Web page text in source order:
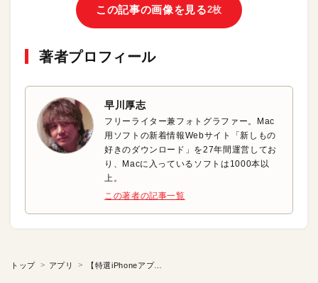
この記事の画像を見る2枚
著者プロフィール
早川厚志
フリーライター兼フォトグラファー。Mac
用ソフトの新着情報Webサイト「新しもの
好きのダウンロード」を27年間運営してお
り、Macに入っているソフトは1000本以
上。
この著者の記事一覧
トップ アプリ 【特選iPhoneアプリ】高速道路の料金をiPhoneでサクッと検索！